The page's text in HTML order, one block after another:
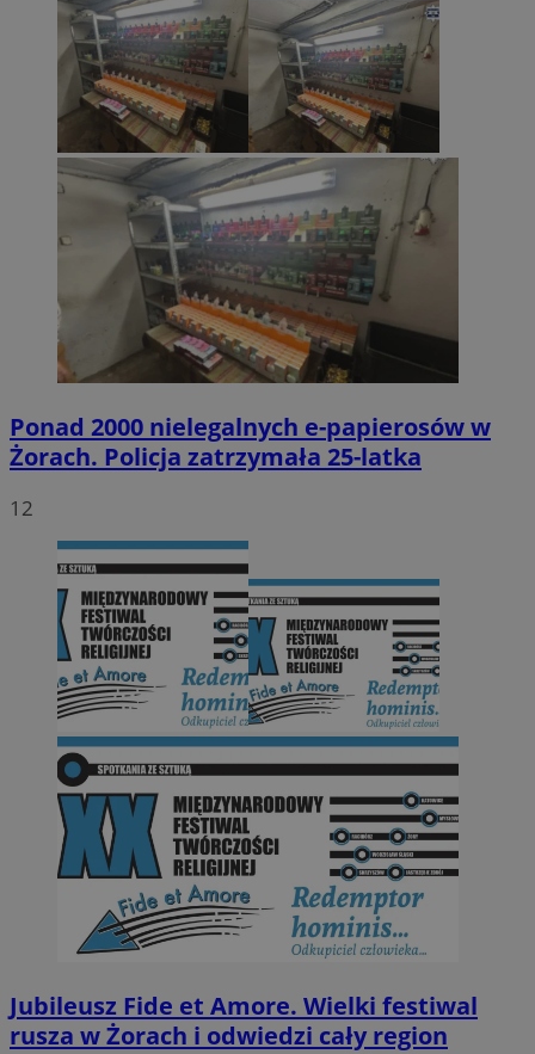
Ponad 2000 nielegalnych e-papierosów w
Żorach. Policja zatrzymała 25-latka
12
Jubileusz Fide et Amore. Wielki festiwal
rusza w Żorach i odwiedzi cały region